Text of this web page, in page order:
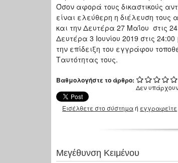
Όσον αφορά τους δικαστικούς
είναι ελεύθερη η διέλευση
και την Δευτέρα 27 Μαΐου στις
Δευτέρα 3 Ιουνίου 2019 στις
την επίδειξη του εγγράφου
Ταυτότητας τους.
Βαθμολογήστε το άρθρο:
Δεν
Εισέλθετε στο σύστημαή εγγραφείτε
Μεγέθυνση Κειμένου